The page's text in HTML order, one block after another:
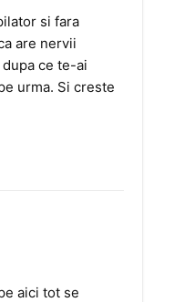
si fara
are nervii
ce te-ai
urma. Si creste
aici tot se